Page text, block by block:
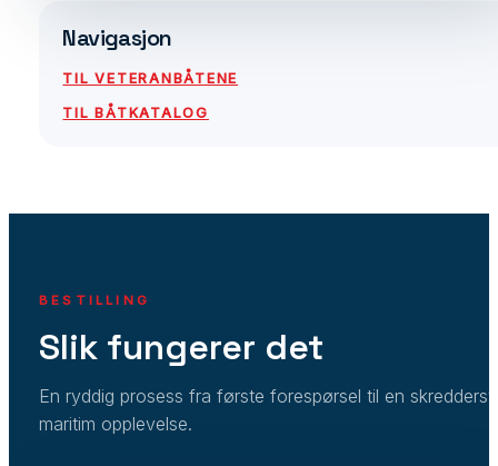
Navigasjon
TIL VETERANBÅTENE
TIL BÅTKATALOG
BESTILLING
Slik fungerer det
En ryddig prosess fra første forespørsel til en
maritim opplevelse.